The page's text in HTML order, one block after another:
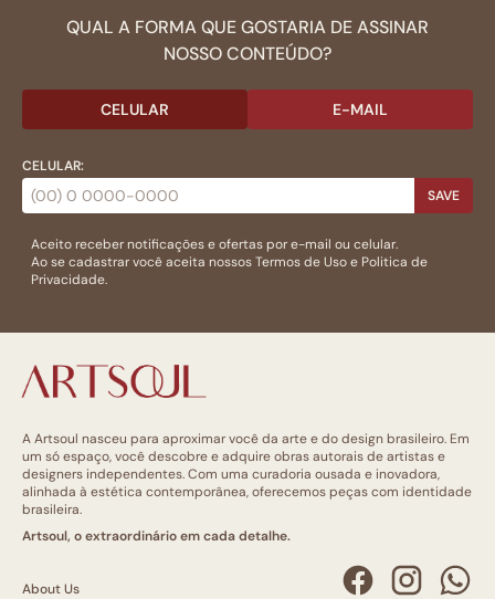
QUAL A FORMA QUE GOSTARIA DE ASSINAR
NOSSO CONTEÚDO?
CELULAR E-MAIL
CELULAR:
SAVE
Aceito receber notificações e ofertas por e-mail ou celular.
Ao se cadastrar você aceita nossosTermos de Usoe Politica de
Privacidade.
A Artsoul nasceu para aproximar você da arte e do design brasileiro. Em
um só espaço, você descobre e adquire obras autorais de artistas e
designers independentes. Com uma curadoria ousada e inovadora,
alinhada à estética contemporânea, oferecemos peças com identidade
brasileira.
Artsoul, o extraordinário em cada detalhe.
About Us